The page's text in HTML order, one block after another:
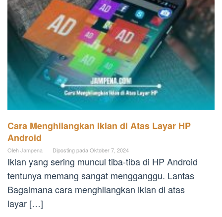
Cara Menghilangkan Iklan di Atas Layar HP
Android
OlehJampena Diposting pada Oktober 7, 2024
Iklan yang sering muncul tiba-tiba di HP Android
tentunya memang sangat mengganggu. Lantas
Bagaimana cara menghilangkan iklan di atas
layar […]